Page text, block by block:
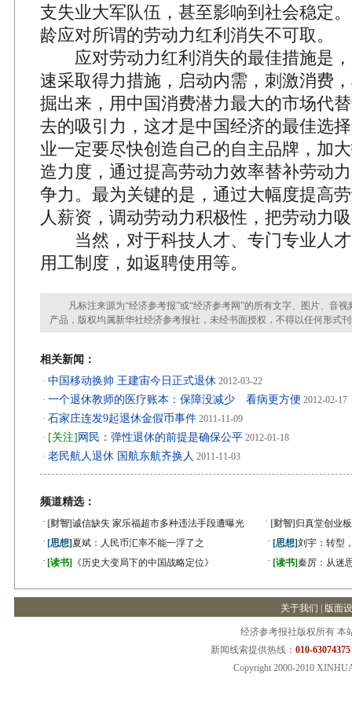
支失业大军队伍，甚至影响到社会稳定
龄应对所谓的劳动力红利消失不可取。
应对劳动力红利消失的最佳措施是，
速采取得力措施，启动内需，刺激消费
掘出来，用中国消费潜力最大的市场代
去的吸引力，这才是中国经济的最佳选
业一定要尽快创造自己的自主品牌，加
造力度，通过提高劳动力效率替补劳动
争力。最为关键的是，通过大幅度提高
人薪资，调动劳动力积极性，把劳动力
当然，对于科技人才、专门专业人才
用工制度，如返聘使用等。
凡标注来源为“经济参考报”或“经济参考网”的所有文字、图片、音视
产品，版权均属新华社经济参考报社，未经书面授权，不得以任何形式
相关新闻：
· 中国移动换帅 王建宙今日正式退休 2012-03-22
· 一个退休教师的医疗账本：保障没减少 看病更方便 2012-02-17
· 石家庄连发9起退休金假币事件 2011-11-09
· [关注] 网民：弹性退休的前提是确保公平 2012-01-18
· 老民航人退休 国航东航齐换人 2011-11-03
频道精选：
· [财智]诚信缺失 家乐福超市多种违法手段遭曝光 · [财智] 归真堂创业
· [思想]夏斌：人民币汇率不能一浮了之 · [思想]刘宇：转型
· [读书] 《历史大变局下的中国战略定位》 · [读书]秦厉：从迷
关于我们 版面
经济参考报社版权所有 本
新闻线索提供热线： 010-
Copyright 2000-2010